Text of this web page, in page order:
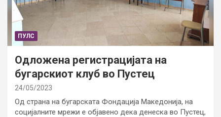
ПУЛС
Одложена регистрацијата на
бугарскиот клуб во Пустец
24/05/2023
Од страна на бугарската Фондација Македонија, на
социјалните мрежи е објавено дека денеска во Пустец,